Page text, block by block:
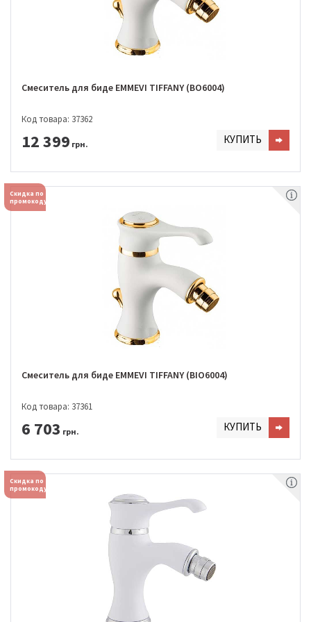
Смеситель для биде EMMEVI TIFFANY (BO6004)
Код товара: 37362
12 399 грн. КУПИТЬ
Скидка по
промокоду
Смеситель для биде EMMEVI TIFFANY (BIO6004)
Код товара: 37361
6 703 грн. КУПИТЬ
Скидка по
промокоду